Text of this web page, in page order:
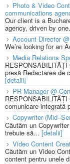
Photo & Video
communications
Our client is a
agency, driven by
Account Director
We’re looking for an
Media Relations
presă Redactarea de
[detalii]
PR Manager @
comunicare integrată
Copywriter
Căutăm un
trebuie să... [detalii]
Video Content
Căutăm un Video
content pentru unele